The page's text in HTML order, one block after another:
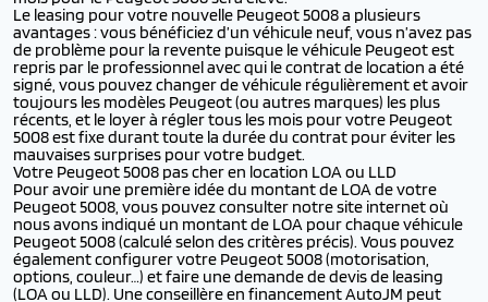
Le leasing pour votre nouvelle Peugeot 5008 a plusieurs
avantages : vous bénéficiez d’un véhicule neuf, vous n’avez pas
de problème pour la revente puisque le véhicule Peugeot est
repris par le professionnel avec qui le contrat de location a été
signé, vous pouvez changer de véhicule régulièrement et avoir
toujours les modèles Peugeot (ou autres marques) les plus
récents, et le loyer à régler tous les mois pour votre Peugeot
5008 est fixe durant toute la durée du contrat pour éviter les
mauvaises surprises pour votre budget.
Votre Peugeot 5008 pas cher en location LOA ou LLD
Pour avoir une première idée du montant de LOA de votre
Peugeot 5008, vous pouvez consulter notre site internet où
nous avons indiqué un montant de LOA pour chaque véhicule
Peugeot 5008 (calculé selon des critères précis). Vous pouvez
également configurer votre Peugeot 5008 (motorisation,
options, couleur…) et faire une demande de devis de leasing
(LOA ou LLD). Une conseillère en financement AutoJM peut